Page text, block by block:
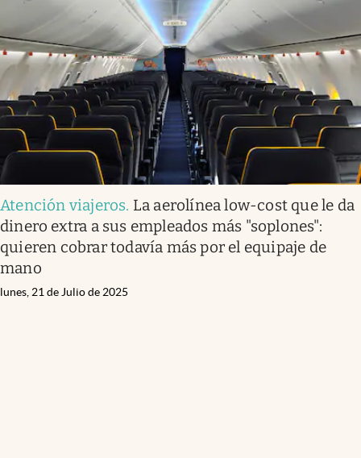
Atención viajeros. La aerolínea low-cost que le da
dinero extra a sus empleados más "soplones":
quieren cobrar todavía más por el equipaje de
mano
lunes, 21 de Julio de 2025